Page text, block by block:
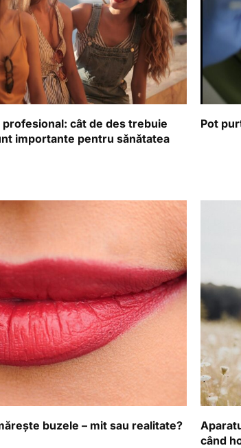
cât de des trebuie
importante pentru sănătatea
Pot
buzele – mit sau realitate?
când